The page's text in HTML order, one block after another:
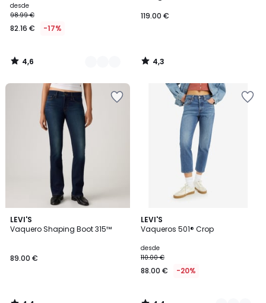
desde
98.99 €
82.16 € -17%
4,6
/
119.00 €
4,3
/
LEVI'S
Vaquero Shaping Boot 315™
89.00 €
4,4
/ 5
LEVI'S
Vaqueros 501® Crop
desde
110.00 €
88.00 € -20%
4,4
/ 5
5
Colores